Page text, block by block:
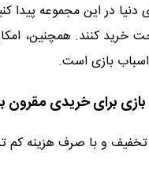
دنیا در این مجموعه
اسباب بازی است.
برای خریدی مقرون
تخفیف و با صرف هزینه کم